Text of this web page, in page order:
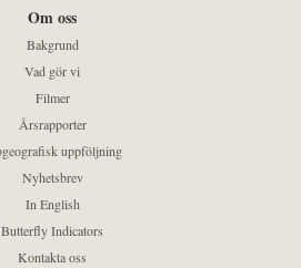
Om oss
Bakgrund
Vad gör vi
Filmer
Årsrapporter
uppföljning
Nyhetsbrev
In English
Butterfly Indicators
Kontakta oss